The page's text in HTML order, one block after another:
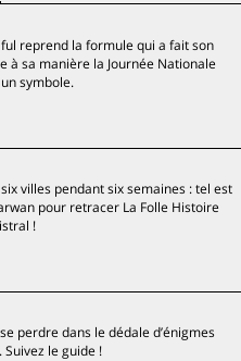
reprend la formule qui a fait son
à sa manière la Journée Nationale
symbole.
villes pendant six semaines : tel est
pour retracer La Folle Histoire
!
perdre dans le dédale d’énigmes
Suivez le guide !